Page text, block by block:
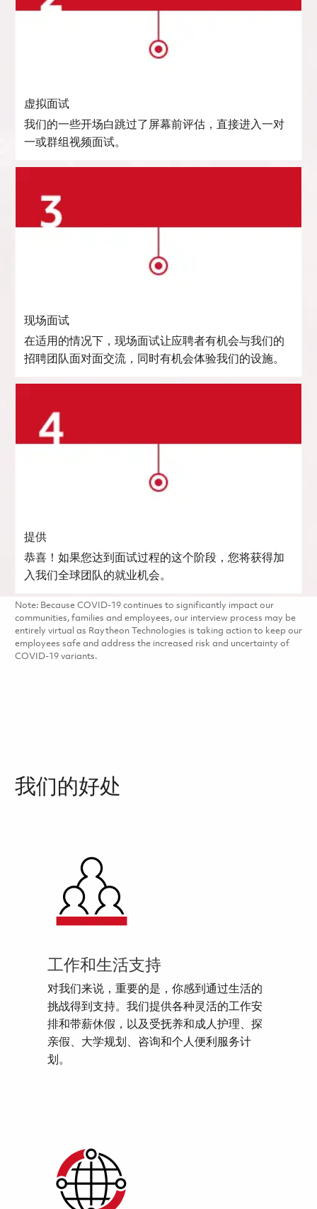
虚拟面试
我们的一些开场白跳过了屏幕前评估，直接进入一对
一或群组视频面试。
现场面试
在适用的情况下，现场面试让应聘者有机会与我们的
招聘团队面对面交流，同时有机会体验我们的设施。
提供
恭喜！如果您达到面试过程的这个阶段，您将获得加
入我们全球团队的就业机会。
Note: Because COVID-19 continues to significantly impact our
communities, families and employees, our interview process may be
entirely virtual as Raytheon Technologies is taking action to keep our
employees safe and address the increased risk and uncertainty of
COVID-19 variants.
我们的好处
工作和生活支持
对我们来说，重要的是，你感到通过生活的
挑战得到支持。我们提供各种灵活的工作安
排和带薪休假，以及受抚养和成人护理、探
亲假、大学规划、咨询和个人便利服务计
划。